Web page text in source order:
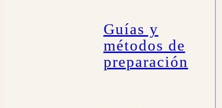
Guías y
métodos de
preparación